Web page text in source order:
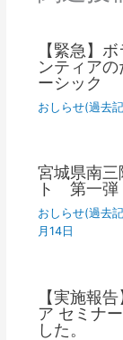
【緊急】
ンティア
ーシック
おしらせ(過去
宮城県南三
ト 第一
おしらせ(過去
月14日
【実施報
ア セミナ
した。